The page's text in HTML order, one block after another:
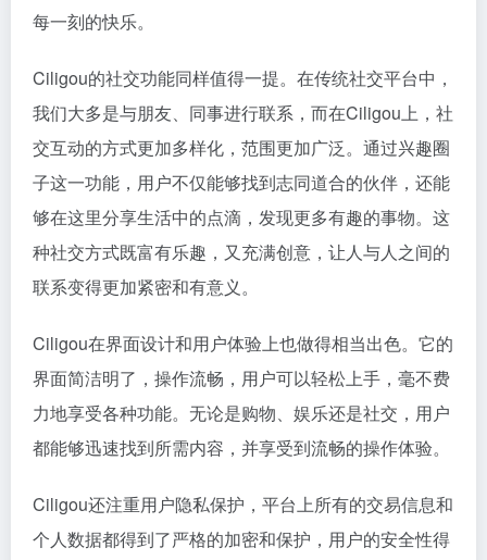
每一刻的快乐。
Ciligou的社交功能同样值得一提。在传统社交平台中，
我们大多是与朋友、同事进行联系，而在Ciligou上，社
交互动的方式更加多样化，范围更加广泛。通过兴趣圈
子这一功能，用户不仅能够找到志同道合的伙伴，还能
够在这里分享生活中的点滴，发现更多有趣的事物。这
种社交方式既富有乐趣，又充满创意，让人与人之间的
联系变得更加紧密和有意义。
Ciligou在界面设计和用户体验上也做得相当出色。它的
界面简洁明了，操作流畅，用户可以轻松上手，毫不费
力地享受各种功能。无论是购物、娱乐还是社交，用户
都能够迅速找到所需内容，并享受到流畅的操作体验。
Ciligou还注重用户隐私保护，平台上所有的交易信息和
个人数据都得到了严格的加密和保护，用户的安全性得